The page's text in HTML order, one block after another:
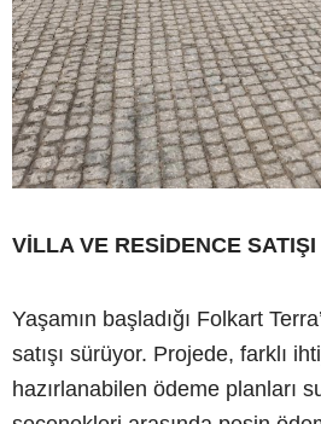
VİLLA VE RESİDENCE
Yaşamın başladığı Folkart
satışı sürüyor. Projede, farklı
hazırlanabilen ödeme planları